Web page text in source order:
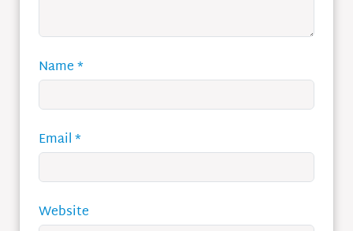
Name*
Email*
Website